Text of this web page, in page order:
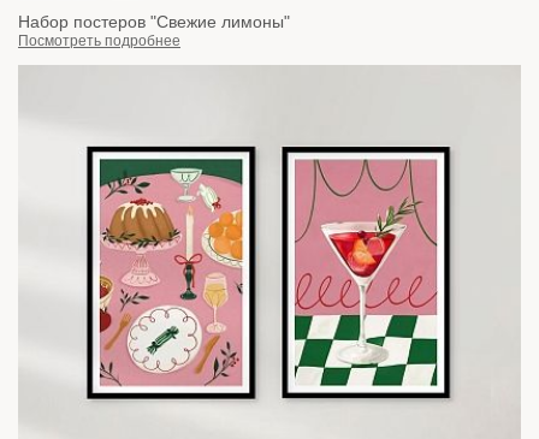
Набор постеров "Свежие лимоны"
Посмотреть подробнее